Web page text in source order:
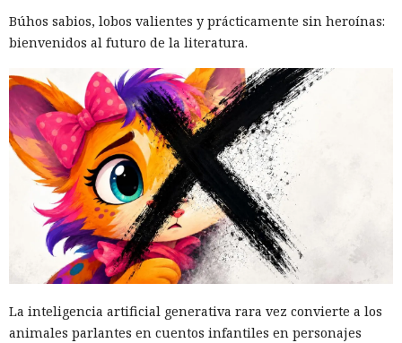
Búhos sabios, lobos valientes y prácticamente sin heroínas:
bienvenidos al futuro de la literatura.
La inteligencia artificial generativa rara vez convierte a los
animales parlantes en cuentos infantiles en personajes